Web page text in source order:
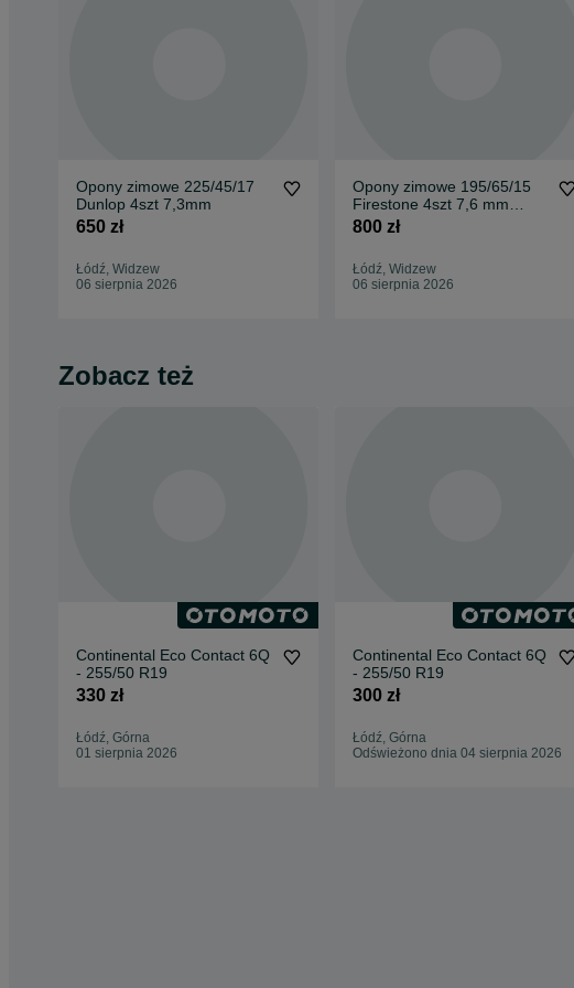
Opony zimowe 225/45/17
Dunlop 4szt 7,3mm
650 zł
Łódź, Widzew
06 sierpnia 2026
Opony zimowe 195/65/15
Firestone 4szt 7,6 mm
2024r
800 zł
Łódź, Widzew
06 sierpnia 2026
Zobacz też
Continental Eco Contact 6Q
- 255/50 R19
330 zł
Łódź, Górna
01 sierpnia 2026
Continental Eco Contact 6Q
- 255/50 R19
300 zł
Łódź, Górna
Odświeżono dnia 04 sierpnia 2026